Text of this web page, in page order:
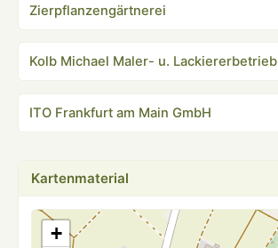
Zierpflanzengärtnerei
Kolb Michael Maler- u. Lackiererbetrieb
ITO Frankfurt am Main GmbH
Kartenmaterial
+